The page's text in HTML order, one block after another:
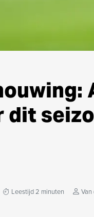
dit
Leestijd 2 minuten